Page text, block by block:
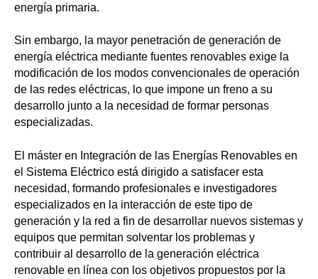
energía primaria.
Sin embargo, la mayor penetración de generación de
energía eléctrica mediante fuentes renovables exige la
modificación de los modos convencionales de operación
de las redes eléctricas, lo que impone un freno a su
desarrollo junto a la necesidad de formar personas
especializadas.
El máster en Integración de las Energías Renovables en
el Sistema Eléctrico está dirigido a satisfacer esta
necesidad, formando profesionales e investigadores
especializados en la interacción de este tipo de
generación y la red a fin de desarrollar nuevos sistemas y
equipos que permitan solventar los problemas y
contribuir al desarrollo de la generación eléctrica
renovable en línea con los objetivos propuestos por la